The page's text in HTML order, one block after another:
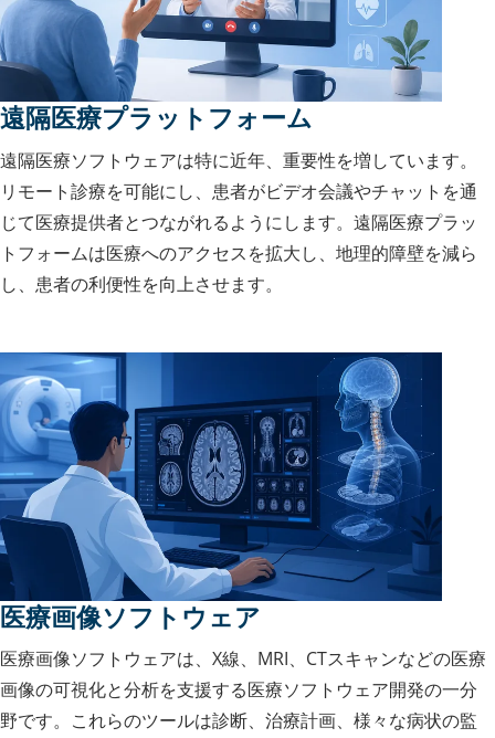
遠隔医療プラットフォーム
遠隔医療ソフトウェアは特に近年、重要性を増しています。
リモート診療を可能にし、患者がビデオ会議やチャットを通
じて医療提供者とつながれるようにします。遠隔医療プラッ
トフォームは医療へのアクセスを拡大し、地理的障壁を減ら
し、患者の利便性を向上させます。
医療画像ソフトウェア
医療画像ソフトウェアは、X線、MRI、CTスキャンなどの医療
画像の可視化と分析を支援する医療ソフトウェア開発の一分
野です。これらのツールは診断、治療計画、様々な病状の監